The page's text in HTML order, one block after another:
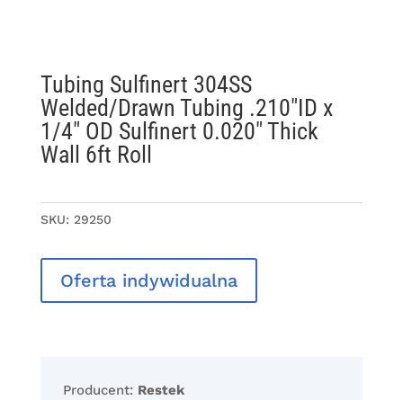
Tubing Sulfinert 304SS
Welded/Drawn Tubing .210″ID x
1/4″ OD Sulfinert 0.020″ Thick
Wall 6ft Roll
SKU: 29250
Oferta indywidualna
Producent: Restek